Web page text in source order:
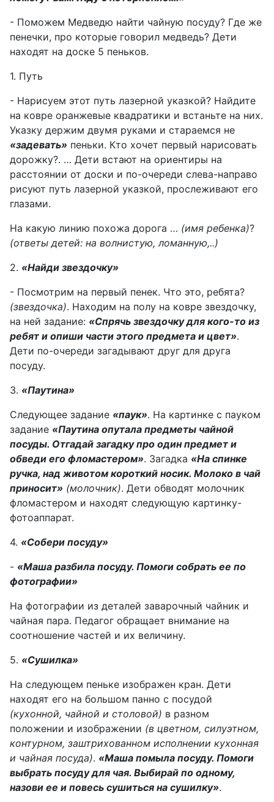
- Поможем Медведю найти чайную посуду? Где же
пенечки, про которые говорил медведь? Дети
находят на доске 5 пеньков.
1. Путь
- Нарисуем этот путь лазерной указкой? Найдите
на ковре оранжевые квадратики и встаньте на них.
Указку держим двумя руками и стараемся не
«задевать» пеньки. Кто хочет первый нарисовать
дорожку?. … Дети встают на ориентиры на
расстоянии от доски и по-очереди слева-направо
рисуют путь лазерной указкой, прослеживают его
глазами.
На какую линию похожа дорога … (имя ребенка)?
(ответы детей: на волнистую, ломанную,..)
2. «Найди звездочку»
- Посмотрим на первый пенек. Что это, ребята?
(звездочка). Находим на полу на ковре звездочку,
на ней задание: «Спрячь звездочку для кого-то из
ребят и опиши части этого предмета и цвет».
Дети по-очереди загадывают друг для друга
посуду.
3. «Паутина»
Следующее задание «паук». На картинке с пауком
задание «Паутина опутала предметы чайной
посуды. Отгадай загадку про один предмет и
обведи его фломастером». Загадка «На спинке
ручка, над животом короткий носик. Молоко в чай
приносит» (молочник). Дети обводят молочник
фломастером и находят следующую картинку-
фотоаппарат.
4. «Собери посуду»
- «Маша разбила посуду. Помоги собрать ее по
фотографии»
На фотографии из деталей заварочный чайник и
чайная пара. Педагог обращает внимание на
соотношение частей и их величину.
5. «Сушилка»
На следующем пеньке изображен кран. Дети
находят его на большом панно с посудой
(кухонной, чайной и столовой) в разном
положении и изображении (в цветном, силуэтном,
контурном, заштрихованном исполнении кухонная
и чайная посуда). «Маша помыла посуду. Помоги
выбрать посуду для чая. Выбирай по одному,
назови ее и повесь сушиться на сушилку».